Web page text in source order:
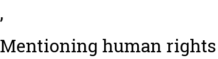
,
Mentioning human